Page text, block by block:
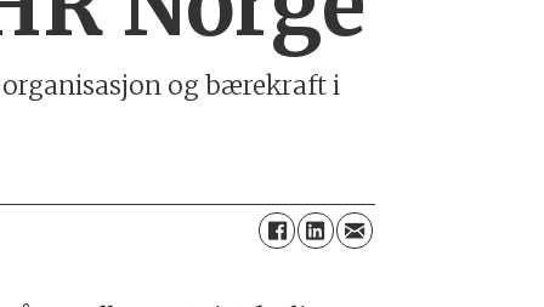
og bærekraft i